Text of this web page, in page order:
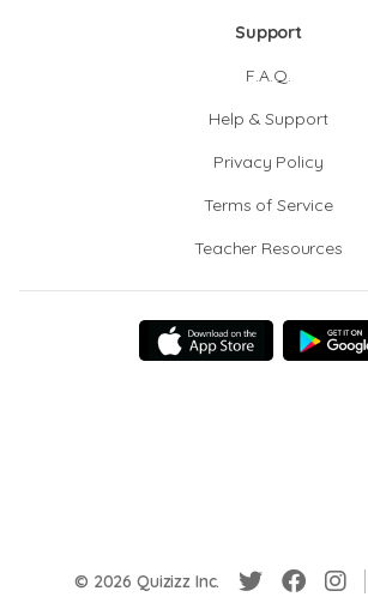
Support
F.A.Q.
Help & Support
Privacy Policy
Terms of Service
Teacher Resources
© 2026 Quizizz Inc.